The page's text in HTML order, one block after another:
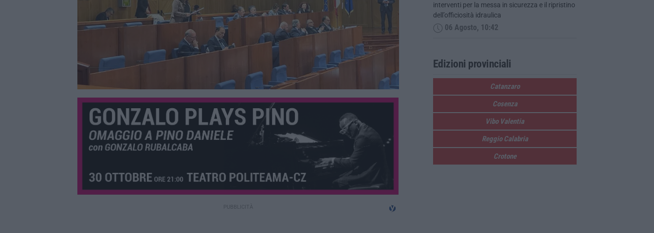
interventi per la messa in sicurezza e il ripristino
dell’officiosità idraulica
06 Agosto, 10:42
Edizioni provinciali
Catanzaro
Cosenza
Vibo Valentia
Reggio Calabria
Crotone